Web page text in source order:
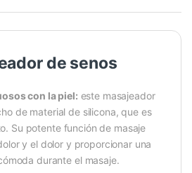
de senos
con la piel: este masajeador
de material de silicona, que es
Su potente función de masaje
y el dolor y proporcionar una
durante el masaje.